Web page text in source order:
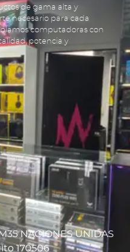
de gama alta y
necesario para cada
computadoras con
potencia y
NACIONES UNIDAS
170506